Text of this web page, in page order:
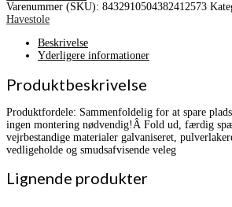
Varenummer (SKU): 8432910504382412573
Havestole
Beskrivelse
Yderligere informationer
Produktbeskrivelse
Produktfordele: Sammenfoldelig for at spare
ingen montering nødvendig!Â Fold ud, færdig
vejrbestandige materialer galvaniseret,
vedligeholde og smudsafvisende veleg
Lignende produkter